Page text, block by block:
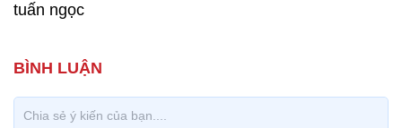
tuấn ngọc